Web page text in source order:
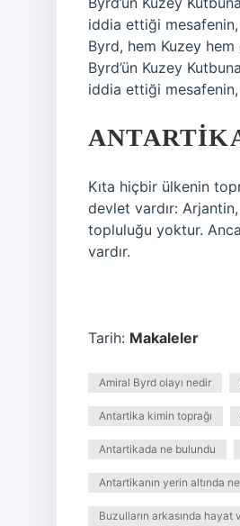
iddia ettiği mesafenin,
Byrd, hem Kuzey
Byrd’ün Kuzey
iddia ettiği mesafenin,
Kıta hiçbir ülkenin
devlet vardır:
topluluğu yoktur.
vardır.
Tarih: Makaleler
Amiral Byrd olayı nedir
Antartika kimin toprağı
Antartikada ne bulundu
Antartikanın yerin altında
Buzulların arkasında hayat